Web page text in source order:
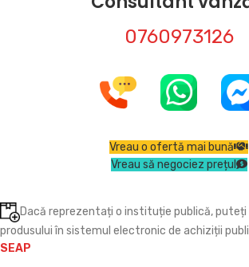
0760973126
Vreau o ofertă mai bună
Vreau să negociez prețul
Dacă reprezentați o instituție publică,
produsului în sistemul electronic de achiziții
SEAP